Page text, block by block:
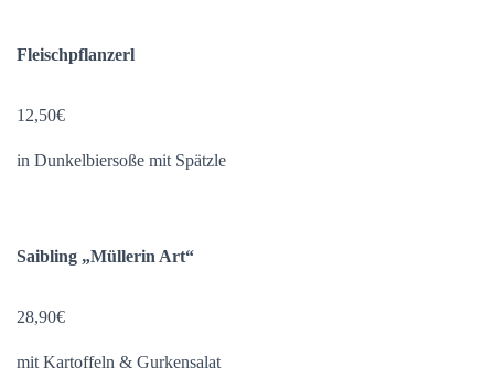
Fleischpflanzerl
12,50€
in Dunkelbiersoße mit Spätzle
Saibling „Müllerin Art“
28,90€
mit Kartoffeln & Gurkensalat